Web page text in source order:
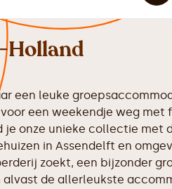
Holland
een leuke
een weekendje weg met
je onze unieke collectie met
in Assendelft en
zoekt, een bijzonder
de allerleukste